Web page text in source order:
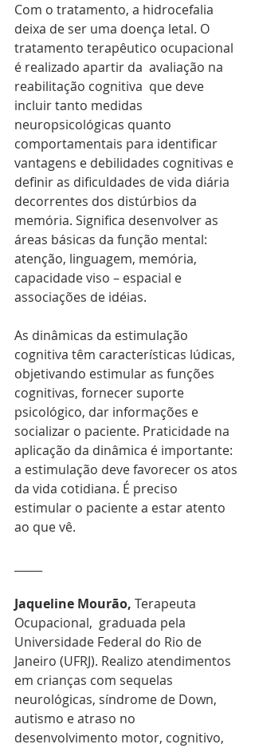
Com o tratamento, a hidrocefalia
deixa de ser uma doença letal. O
tratamento terapêutico ocupacional
é realizado apartir da  avaliação na
reabilitação cognitiva  que deve
incluir tanto medidas
neuropsicológicas quanto
comportamentais para identificar
vantagens e debilidades cognitivas e
definir as dificuldades de vida diária
decorrentes dos distúrbios da
memória. Significa desenvolver as
áreas básicas da função mental:
atenção, linguagem, memória,
capacidade viso – espacial e
associações de idéias.
As dinâmicas da estimulação
cognitiva têm características lúdicas,
objetivando estimular as funções
cognitivas, fornecer suporte
psicológico, dar informações e
socializar o paciente. Praticidade na
aplicação da dinâmica é importante:
a estimulação deve favorecer os atos
da vida cotidiana. É preciso
estimular o paciente a estar atento
ao que vê.
Jaqueline Mourão, Terapeuta
Ocupacional,  graduada pela
Universidade Federal do Rio de
Janeiro (UFRJ). Realizo atendimentos
em crianças com sequelas
neurológicas, síndrome de Down,
autismo e atraso no
desenvolvimento motor, cognitivo,